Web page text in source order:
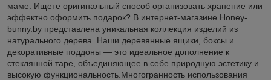
маме. Ищете оригинальный способ организовать хранение или
эффектно оформить подарок? В интернет-магазине Honey-
bunny.by представлена уникальная коллекция изделий из
натурального дерева. Наши деревянные ящики, боксы и
декоративные поддоны — это идеальное дополнение к
стеклянной таре, объединяющее в себе природную эстетику и
высокую функциональность.Многогранность использования